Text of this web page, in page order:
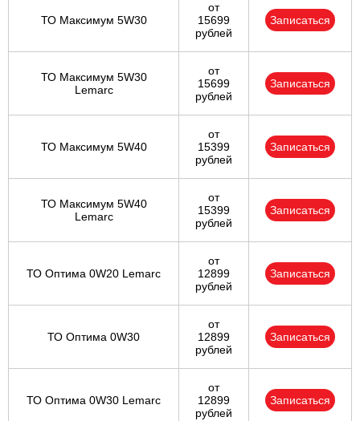
ТО Максимум 5W30
от
15699
рублей
Записаться
ТО Максимум 5W30
Lemarc
от
15699
рублей
Записаться
ТО Максимум 5W40
от
15399
рублей
Записаться
ТО Максимум 5W40
Lemarc
от
15399
рублей
Записаться
ТО Оптима 0W20 Lemarc
от
12899
рублей
Записаться
ТО Оптима 0W30
от
12899
рублей
Записаться
ТО Оптима 0W30 Lemarc
от
12899
рублей
Записаться